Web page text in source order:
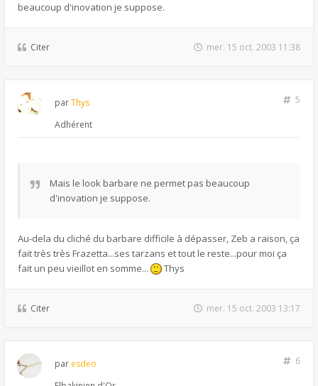
beaucoup d'inovation je suppose.
Citer mer. 15 oct. 2003 11:38
5
parThys
Adhérent
Mais le look barbare ne permet pas beaucoup
d'inovation je suppose.
Au-dela du cliché du barbare difficile à dépasser, Zeb a raison, ça
fait très très Frazetta...ses tarzans et tout le reste...pour moi ça
fait un peu vieillot en somme...
Thys
Citer mer. 15 oct. 2003 13:17
6
par esdeo